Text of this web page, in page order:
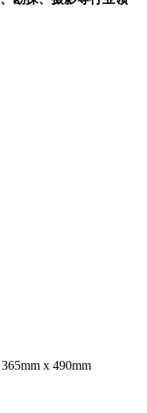
x 490mm